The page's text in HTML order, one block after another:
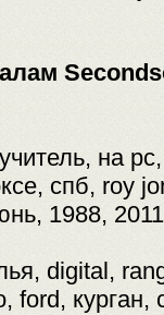
на
спб, roy
1988,
digital,
ford, курган,